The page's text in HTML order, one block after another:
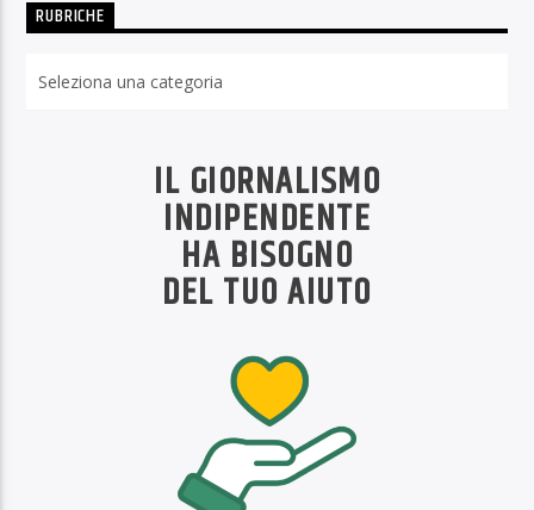
RUBRICHE
IL GIORNALISMO
INDIPENDENTE
HA BISOGNO
DEL TUO AIUTO